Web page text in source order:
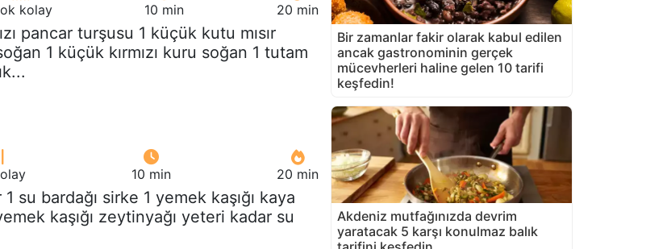
kolay 10 min 20 min
pancar turşusu 1 küçük kutu mısır
1 küçük kırmızı kuru soğan 1 tutam
10 min 20 min
su bardağı sirke 1 yemek kaşığı kaya
kaşığı zeytinyağı yeteri kadar su
Bir zamanlar fakir olarak kabul edilen
ancak gastronominin gerçek
mücevherleri haline gelen 10 tarifi
keşfedin!
Akdeniz mutfağınızda devrim
yaratacak 5 karşı konulmaz balık